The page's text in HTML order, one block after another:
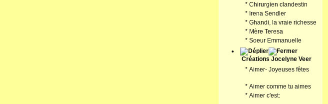
* Chirurgien clandestin
* Irena Sendler
* Ghandi, la vraie richesse
* Mère Teresa
* Soeur Emmanuelle
Créations Jocelyne Veer
* Aimer- Joyeuses fêtes
* Aimer comme tu aimes
* Aimer c'est: